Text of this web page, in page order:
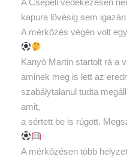
kapura lövésig sem
A mérkőzés végén volt
Kanyó Martin startolt rá a
aminek meg is lett az
szabálytalanul tudta
amit,
a sértett be is rúgott.
A mérkőzésen több